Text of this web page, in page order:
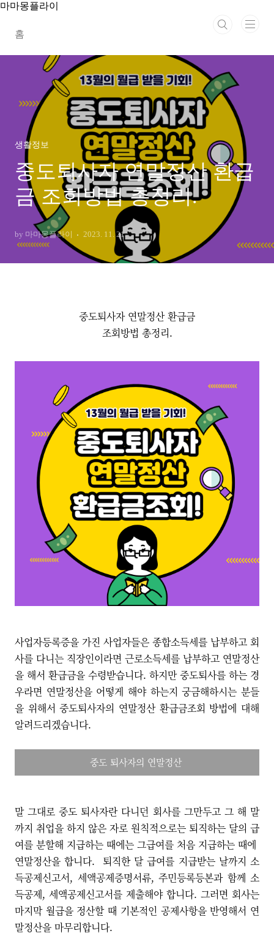
본문 바로가기
마마몽플라이
홈
생활정보
중도퇴사자 연말정산 환급
금 조회방법 총정리.
by 마마몽플라이 2023. 11. 21.
중도퇴사자 연말정산 환급금
조회방법 총정리.
사업자등록증을 가진 사업자들은 종합소득세를 납부하고 회
사를 다니는 직장인이라면 근로소득세를 납부하고 연말정산
을 해서 환급금을 수령받습니다. 하지만 중도퇴사를 하는 경
우라면 연말정산을 어떻게 해야 하는지 궁금해하시는 분들
을 위해서 중도퇴사자의 연말정산 환급금조회 방법에 대해
알려드리겠습니다.
중도 퇴사자의 연말정산
말 그대로 중도 퇴사자란 다니던 회사를 그만두고 그 해 말
까지 취업을 하지 않은 자로 원칙적으로는 퇴직하는 달의 급
여를 분할해 지급하는 때에는 그급여를 처음 지급하는 때에
연말정산을 합니다. 퇴직한 달 급여를 지급받는 날까지 소
득공제신고서, 세액공제증명서류, 주민등록등본과 함께 소
득공제, 세액공제신고서를 제출해야 합니다. 그러면 회사는
마지막 월급을 정산할 때 기본적인 공제사항을 반영해서 연
말정산을 마무리합니다.